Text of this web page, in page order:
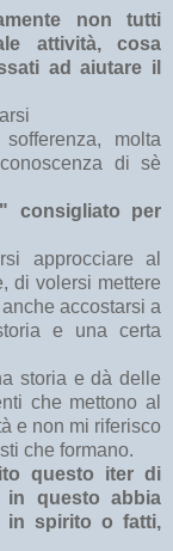
non tutti
attività, cosa
ad aiutare il
molta
di sè
consigliato per
approcciare al
di volersi mettere
accostarsi a
e una certa
storia e dà delle
che mettono al
e non mi riferisco
che formano.
questo iter di
in questo abbia
in spirito o fatti,